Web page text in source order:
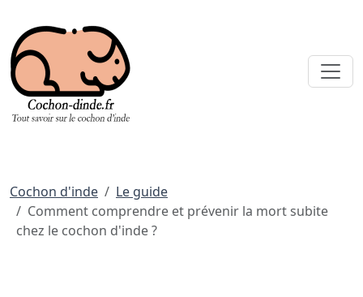
Cochon d'inde
Le guide
Comment comprendre et prévenir la mort subite
chez le cochon d'inde ?